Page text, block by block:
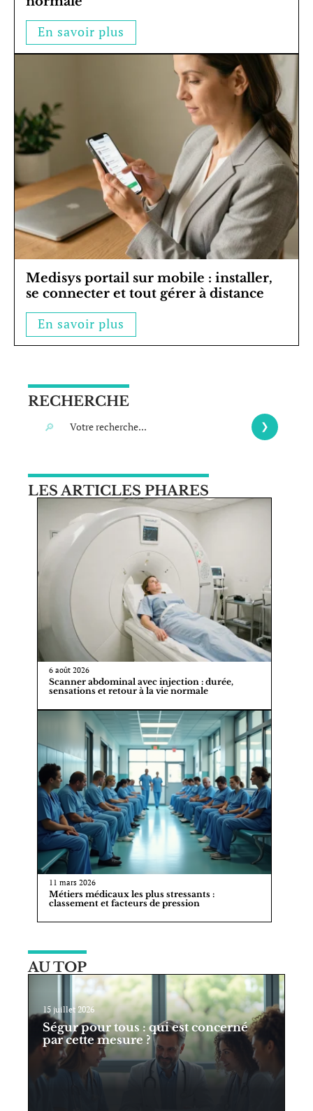
En savoir plus
Medisys portail sur mobile : installer,
se connecter et tout gérer à distance
En savoir plus
RECHERCHE
LES ARTICLES PHARES
6 août 2026
Scanner abdominal avec injection : durée,
sensations et retour à la vie normale
11 mars 2026
Métiers médicaux les plus stressants :
classement et facteurs de pression
AU TOP
15 juillet 2026
Ségur pour tous : qui est concerné
par cette mesure ?